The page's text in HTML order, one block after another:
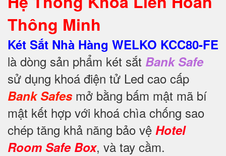
Thông Minh
Két Sắt Nhà Hàng WELKO KCC80-FE
là dòng sản phẩm két sắt Bank Safe
sử dụng khoá điện tử Led cao cấp
Bank Safesmở bằng bấm mật mã bí
mật kết hợp với khoá chìa chống sao
chép tăng khả năng bảo vệ Hotel
Room Safe Box, và tay cầm.